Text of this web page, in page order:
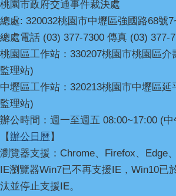
桃園市政府交通事件裁決處
總處: 320032桃園市中壢區強國路68號
總處電話 (03) 377-7300 傳真 (03) 377-
桃園區工作站：330207桃園市桃園區介
監理站)
中壢區工作站：320213桃園市中壢區延
監理站)
辦公時間：週一至週五 08:00~17:00 (
【辦公日曆 】
瀏覽器支援：Chrome、Firefox、Edge
IE瀏覽器Win7已不再支援IE，Win10已
汰並停止支援IE。